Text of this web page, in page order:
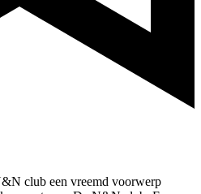
club een vreemd voorwerp